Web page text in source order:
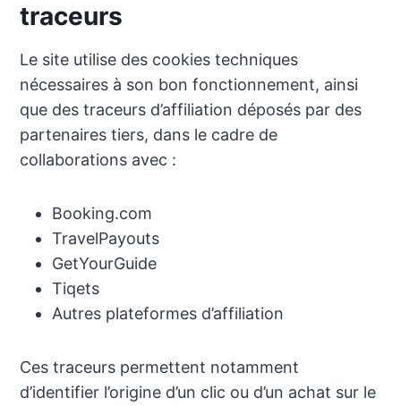
traceurs
Le site utilise des cookies techniques
nécessaires à son bon fonctionnement, ainsi
que des traceurs d’affiliation déposés par des
partenaires tiers, dans le cadre de
collaborations avec :
Booking.com
TravelPayouts
GetYourGuide
Tiqets
Autres plateformes d’affiliation
Ces traceurs permettent notamment
d’identifier l’origine d’un clic ou d’un achat sur le